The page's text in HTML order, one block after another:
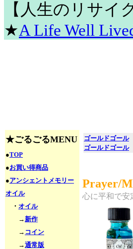
【人生のリサイ
★A Life Well
★ごるごるMENU
●TOP
●お買い得商品
●アンシェントメモリー
オイル
・ オイル
→新作
→ コイン
→通常版
ゴールドゴール
ゴールドゴール
Prayer/
心に平和で安